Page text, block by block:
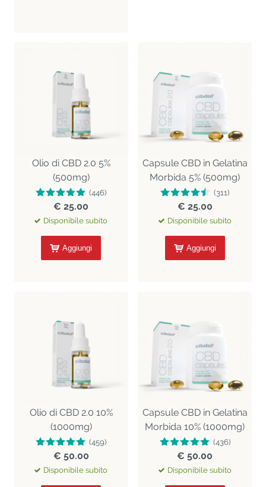
Olio di CBD 2.0 5%
(500mg)
(446)
€ 25.00
Disponibile subito
Aggiungi
Capsule CBD in Gelatina
Morbida 5% (500mg)
(311)
€ 25.00
Disponibile subito
Aggiungi
Olio di CBD 2.0 10%
(1000mg)
(459)
€ 50.00
Disponibile subito
Capsule CBD in Gelatina
Morbida 10% (1000mg)
(436)
€ 50.00
Disponibile subito